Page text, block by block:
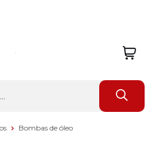
Bombas de óleo